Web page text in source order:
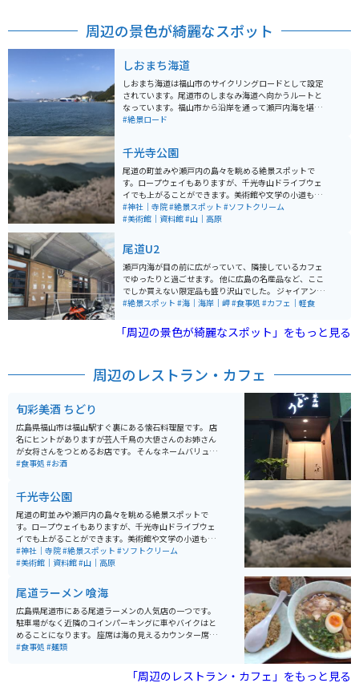
周辺の景色が綺麗なスポット
しおまち海道
しおまち海道は福山市のサイクリングロードとして設定
されています。尾道市のしまなみ海道へ向かうルートと
なっています。福山市から沿岸を通って瀬戸内海を堪能
できます。福山駅～戸崎港（尾道市）の33.7kmとなって
#絶景ロード
千光寺公園
尾道の町並みや瀬戸内の島々を眺める絶景スポットで
す。ロープウェイもありますが、千光寺山ドライブウェ
イでも上がることができます。美術館や文学の小道もあ
り、のんびりと散策を楽しむこともできます。散策のお
供にみかんソフトクリームがおすすめです。桜の名所
眺めを邪魔するものは何も無く、開けた景色に心地よい
海風を全身に感じられます。桜の名所とは言いますが藤
棚と躑躅もとても見応えがあり、敷地内には尾道美術館
や保護猫ハウス等もあり見どころ満点です。
#神社｜寺院#絶景スポット #ソフトクリーム
#美術館｜資料館#山｜高原
尾道U2
瀬戸内海が目の前に広がっていて、隣接しているカフェ
でゆったりと過ごせます。 他に広島の名産品など、ここ
でしか買えない限定品も盛り沢山でした。 ジャイアント
のレンタサイクルもありますので、そのまましまなみ街
#絶景スポット #海｜海岸｜岬#食事処 #カフェ｜軽食
「周辺の景色が綺麗なスポット」をもっと見る
周辺のレストラン・カフェ
旬彩美酒 ちどり
広島県福山市は福山駅すぐ裏にある懐石料理屋です。 店
名にヒントがありますが芸人千鳥の大悟さんのお姉さん
が女将さんをつとめるお店です。 そんなネームバリュー
に負けず味もよし、お店の雰囲気もよしのお店です。
#食事処 #お酒
千光寺公園
尾道の町並みや瀬戸内の島々を眺める絶景スポットで
す。ロープウェイもありますが、千光寺山ドライブウェ
イでも上がることができます。美術館や文学の小道もあ
り、のんびりと散策を楽しむこともできます。散策のお
供にみかんソフトクリームがおすすめです。桜の名所
眺めを邪魔するものは何も無く、開けた景色に心地よい
海風を全身に感じられます。桜の名所とは言いますが藤
棚と躑躅もとても見応えがあり、敷地内には尾道美術館
や保護猫ハウス等もあり見どころ満点です。
#神社｜寺院#絶景スポット #ソフトクリーム
#美術館｜資料館#山｜高原
尾道ラーメン 喰海
広島県尾道市にある尾道ラーメンの人気店の一つです。
駐車場がなく近隣のコインパーキングに車やバイクはと
めることになります。 座席は海の見えるカウンター席が
あり、海を見ながらラーメンを食べることができます。
#食事処 #麺類
「周辺のレストラン・カフェ」をもっと見る